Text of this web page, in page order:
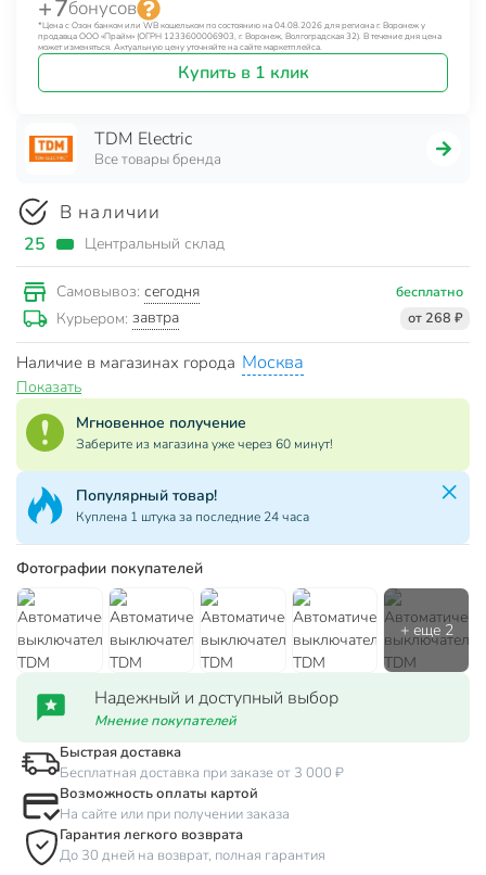
+ 7бонусов
*Цена с Озон банком или WB кошельком по состоянию на 04.08.2026 для региона г. Воронеж у
продавца ООО «Прайм» (ОГРН 1233600006903, г. Воронеж, Волгоградская 32). В течение дня цена
может изменяться. Актуальную цену уточняйте на сайте маркетплейса.
Купить в 1 клик
TDM Electric
Все товары бренда
В наличии
25 Центральный склад
Самовывоз: сегодня бесплатно
Курьером: завтра от 268 ₽
Наличие в магазинах города Москва
Показать
Мгновенное получение
Заберите из магазина уже через 60 минут!
Популярный товар!
Куплена 1 штука за последние 24 часа
Фотографии покупателей
Надежный и доступный выбор
Мнение покупателей
Быстрая доставка
Бесплатная доставка при заказе от 3 000 ₽
Возможность оплаты картой
На сайте или при получении заказа
Гарантия легкого возврата
До 30 дней на возврат, полная гарантия